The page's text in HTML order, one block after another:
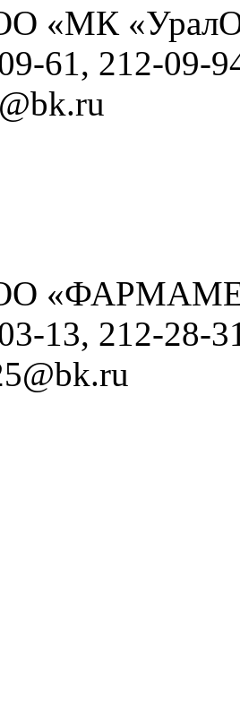
«МК
61, 212-09-
13, 212-28-